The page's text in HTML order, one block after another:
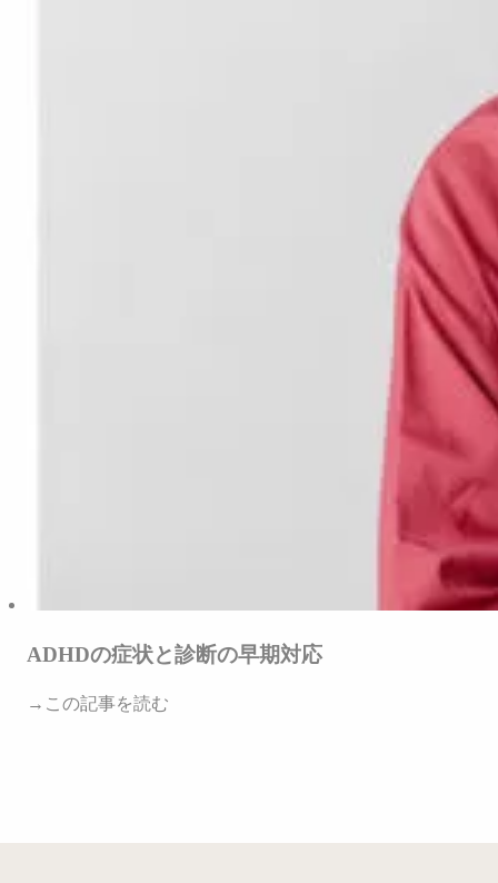
ADHDの症状と診断の早期対応
→この記事を読む